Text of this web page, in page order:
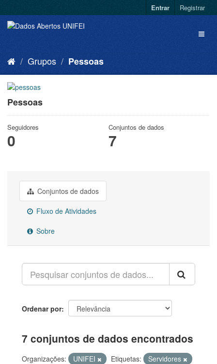
Entrar Registrar
Grupos Pessoas
Pessoas
Seguidores
0
Conjuntos de dados
7
Conjuntos de dados
Fluxo de Atividades
Sobre
Ordenar por
7 conjuntos de dados encontrados
Organizações: UNIFEI Etiquetas:
Servidores